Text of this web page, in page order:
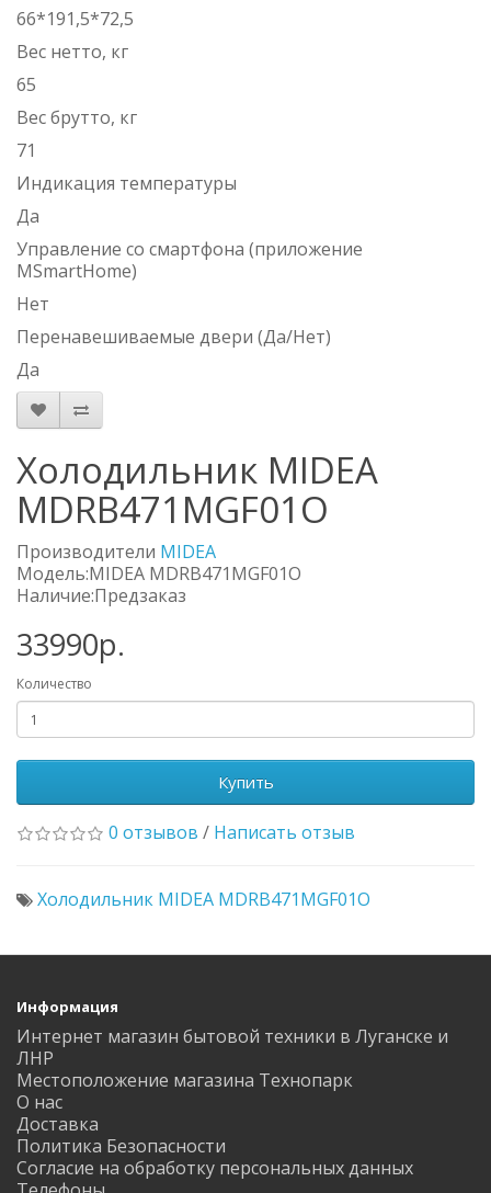
66*191,5*72,5
Вес нетто, кг
65
Вес брутто, кг
71
Индикация температуры
Да
Управление со смартфона (приложение
MSmartHome)
Нет
Перенавешиваемые двери (Да/Нет)
Да
Холодильник MIDEA
MDRB471MGF01O
Производители MIDEA
Модель:MIDEA MDRB471MGF01O
Наличие:Предзаказ
33990р.
Количество
Купить
0 отзывов / Написать отзыв
Холодильник MIDEA MDRB471MGF01O
Информация
Интернет магазин бытовой техники в Луганске и
ЛНР
Местоположение магазина Технопарк
О нас
Доставка
Политика Безопасности
Согласие на обработку персональных данных